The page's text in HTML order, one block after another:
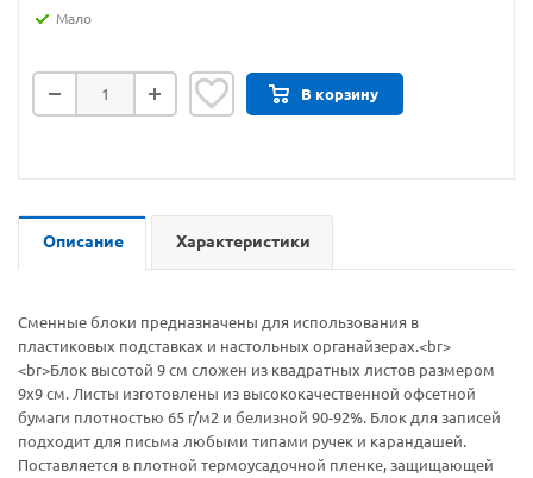
Мало
В корзину
Описание Характеристики
Сменные блоки предназначены для использования в
пластиковых подставках и настольных органайзерах.<br>
<br>Блок высотой 9 см сложен из квадратных листов размером
9х9 см. Листы изготовлены из высококачественной офсетной
бумаги плотностью 65 г/м2 и белизной 90-92%. Блок для записей
подходит для письма любыми типами ручек и карандашей.
Поставляется в плотной термоусадочной пленке, защищающей